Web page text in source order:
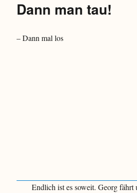
Dann man tau!
– Dann mal los
Endlich ist es soweit. Georg fährt